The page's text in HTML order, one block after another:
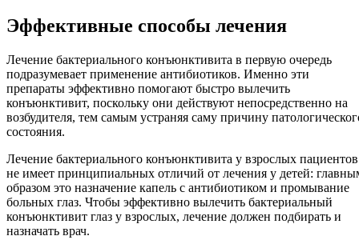
Эффективные способы лечения
Лечение бактериального конъюнктивита в первую очередь
подразумевает применение антибиотиков. Именно эти
препараты эффективно помогают быстро вылечить
конъюнктивит, поскольку они действуют непосредственно на
возбудителя, тем самым устраняя саму причину
состояния.
Лечение бактериального конъюнктивита у взрослых пациентов
не имеет принципиальных отличий от лечения у детей:
образом это назначение капель с антибиотиком и промывание
больных глаз. Чтобы эффективно вылечить бактериальный
конъюнктивит глаз у взрослых, лечение должен подбирать и
назначать врач.